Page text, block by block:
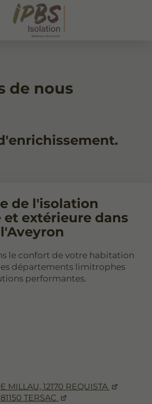
de nous
MILLAU,12170 REQUISTA
81150 TERSAC
de l'isolation
extérieure dans
le confort de votre habitation
départements limitrophes
performantes.